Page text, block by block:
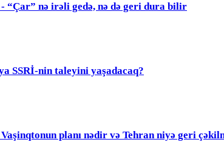
nə irəli gedə, nə də geri dura bilir
SSRİ-nin taleyini yaşadacaq?
planı nədir və Tehran niyə geri